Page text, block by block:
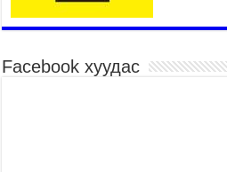
Үндэсний их баяр наадмын хүчит бөхийн
Facebook хуудас